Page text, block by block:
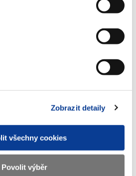
Zobrazit detaily
všechny cookies
Povolit výběr
v letošním žebříčku Doing Business
ČR
111